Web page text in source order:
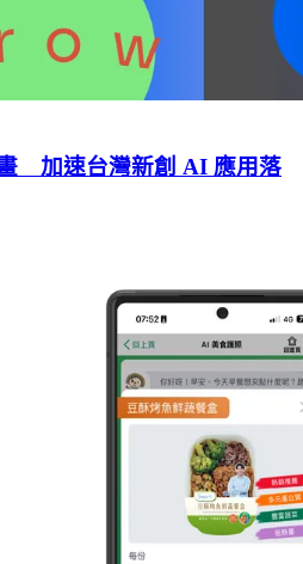
加速台灣新創 AI 應用落